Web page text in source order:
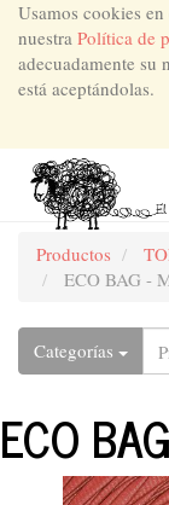
Usamos cookies
nuestra Política de
adecuadamente su
está aceptándolas.
Productos
ECO BAG -
Categorías
ECO